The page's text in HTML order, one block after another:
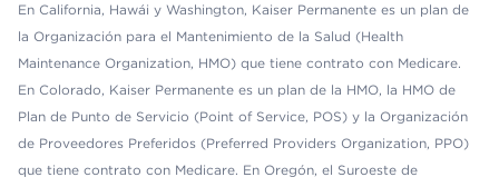
En California, Hawái y Washington, Kaiser Permanente es un plan de
la Organización para el Mantenimiento de la Salud (Health
Maintenance Organization, HMO) que tiene contrato con Medicare.
En Colorado, Kaiser Permanente es un plan de la HMO, la HMO de
Plan de Punto de Servicio (Point of Service, POS) y la Organización
de Proveedores Preferidos (Preferred Providers Organization, PPO)
que tiene contrato con Medicare. En Oregón, el Suroeste de